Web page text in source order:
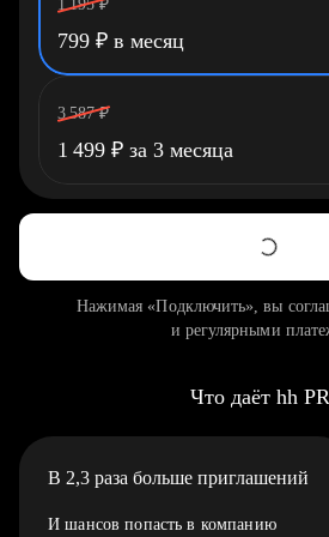
1 195 ₽
799 ₽ в месяц
3 587 ₽
1 499 ₽ за 3 месяца
Нажимая «Подключить», вы
и регулярными
Что даёт hh
В 2,3 раза больше приглашений
И шансов попасть в компанию